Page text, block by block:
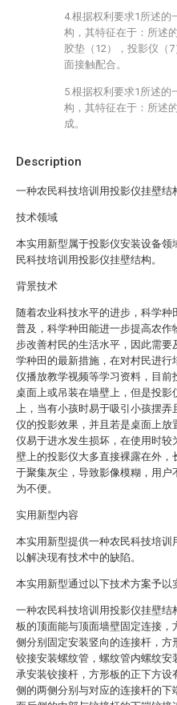
Description
一种农民科技培训用投影仪挂壁结
技术领域
本实用新型属于投影仪安装设备领
民科技培训用投影仪挂壁结构。
背景技术
随着农业科技水平的进步，科学种
普及，科学种田能进一步提高农作
步改善村民的生活水平，因此需要
学种田的最新措施，在对村民进行
仪播放教学视频等学习资料，目前
桌面上或吊装在墙壁上，但是投影
上，当有小孩时易于吸引小孩摆弄
仪的投影效果，并且若是桌面上放
仪易于进水发生损坏，在使用时较
壁上的投影仪大多直接裸露在外，
于聚集灰尘，导致影像模糊，用户
为不便。
实用新型内容
本实用新型提供一种农民科技培训
以解决现有技术中的缺陷。
本实用新型通过以下技术方案予以
一种农民科技培训用投影仪挂壁结
板的顶面能与顶面墙壁固定连接，
侧分别固定安装竖向的连接杆，方
铰接安装螺纹管，螺纹管内螺纹安
承安装铰接杆，方形板的正下方设
侧的两侧分别与对应的连接杆的下
4.根据权利要求1所述的
构，其特征在于：所述
胶垫（12），投影仪（
面接触配合。
5.根据权利要求1所述的
构，其特征在于：所述
成。